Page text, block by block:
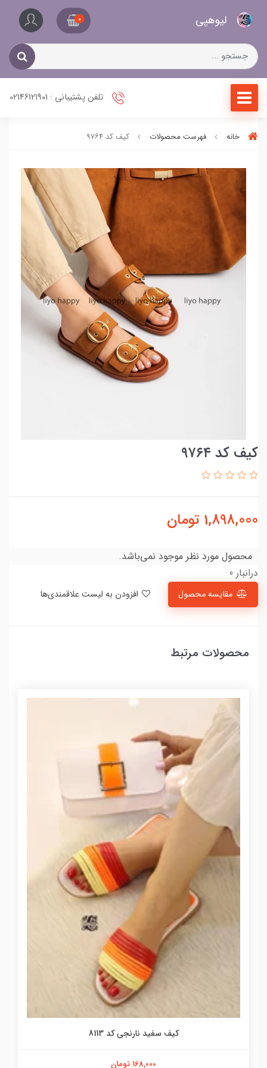
لیو‌هپی 0
تلفن پشتیبانی : 02146121901
خانه فهرست محصولات کیف کد ۹۷۶۴
کیف کد ۹۷۶۴
1,898,000 تومان
محصول مورد نظر موجود نمی‌باشد.
درانبار 0
مقایسه محصول
محصولات مرتبط
کیف سفید نارنجی کد 8113
168,000 تومان